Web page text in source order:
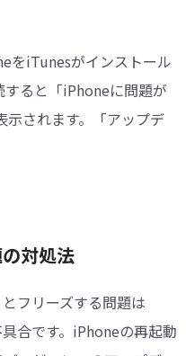
をiTunesがインストール
ると「iPhoneに問題が
示されます。「アップデ
対処法
フリーズする問題は
合です。iPhoneの再起動